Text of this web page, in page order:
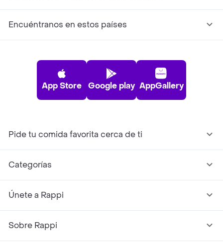
Encuéntranos en estos países
App Store Google play AppGallery
Pide tu comida favorita cerca de ti
Categorías
Únete a Rappi
Sobre Rappi